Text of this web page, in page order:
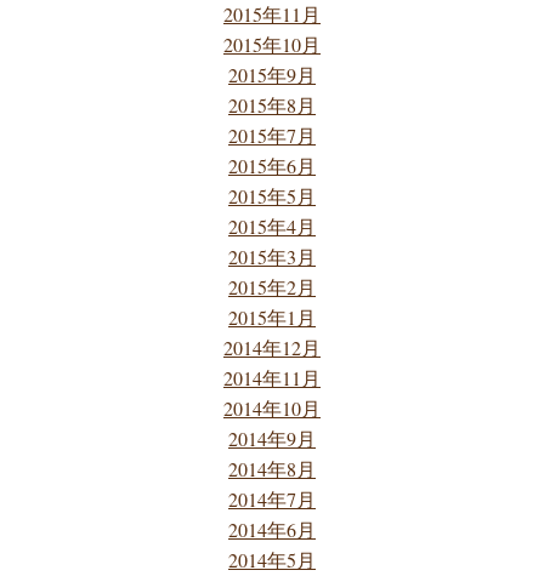
2015年11月
2015年10月
2015年9月
2015年8月
2015年7月
2015年6月
2015年5月
2015年4月
2015年3月
2015年2月
2015年1月
2014年12月
2014年11月
2014年10月
2014年9月
2014年8月
2014年7月
2014年6月
2014年5月